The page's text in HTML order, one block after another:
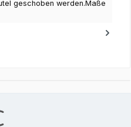
geschoben werden.Maße